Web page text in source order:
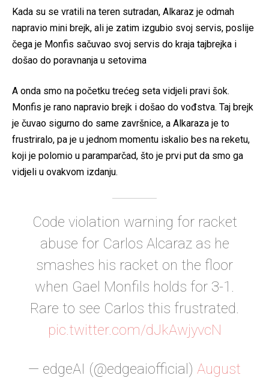
Kada su se vratili na teren sutradan, Alkaraz je odmah
napravio mini brejk, ali je zatim izgubio svoj servis, poslije
čega je Monfis sačuvao svoj servis do kraja tajbrejka i
došao do poravnanja u setovima
A onda smo na početku trećeg seta vidjeli pravi šok.
Monfis je rano napravio brejk i došao do vođstva. Taj brejk
je čuvao sigurno do same završnice, a Alkaraza je to
frustriralo, pa je u jednom momentu iskalio bes na reketu,
koji je polomio u paramparčad, što je prvi put da smo ga
vidjeli u ovakvom izdanju.
Code violation warning for racket
abuse for Carlos Alcaraz as he
smashes his racket on the floor
when Gael Monfils holds for 3-1.
Rare to see Carlos this frustrated.
pic.twitter.com/dJkAwjyvcN
— edgeAI (@edgeaiofficial) August